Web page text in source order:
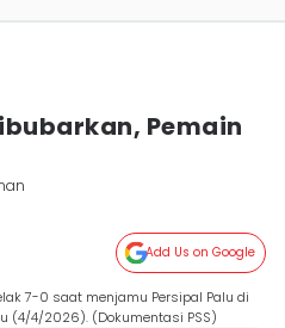
Pemain
Add Us on Google
7-0 saat menjamu Persipal Palu di
(4/4/2026). (Dokumentasi PSS)